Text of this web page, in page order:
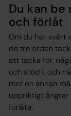
Du kan
och förlåt
Om du har svårt
de tre orden
att tacka för,
och stöd i, och
mot en annan
uppriktigt ångrar
förlåta.